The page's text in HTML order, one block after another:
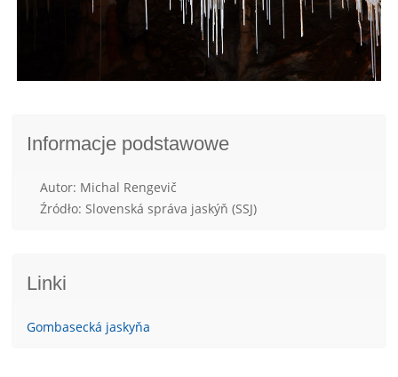
Informacje podstawowe
Autor: Michal Rengevič
Źródło: Slovenská správa jaskýň (SSJ)
Linki
Gombasecká jaskyňa